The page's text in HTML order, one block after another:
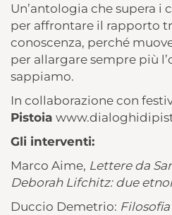
Un’antologia che supera i
per affrontare il rapporto
conoscenza, perché
per allargare sempre più
sappiamo.
In collaborazione con
Pistoia
Gli interventi:
Marco Aime, Lettere da
Deborah Lifchitz: due
Duccio Demetrio: